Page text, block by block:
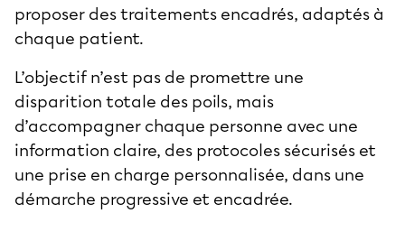
proposer des traitements encadrés, adaptés à
chaque patient.
L’objectif n’est pas de promettre une
disparition totale des poils, mais
d’accompagner chaque personne avec une
information claire, des protocoles sécurisés et
une prise en charge personnalisée, dans une
démarche progressive et encadrée.